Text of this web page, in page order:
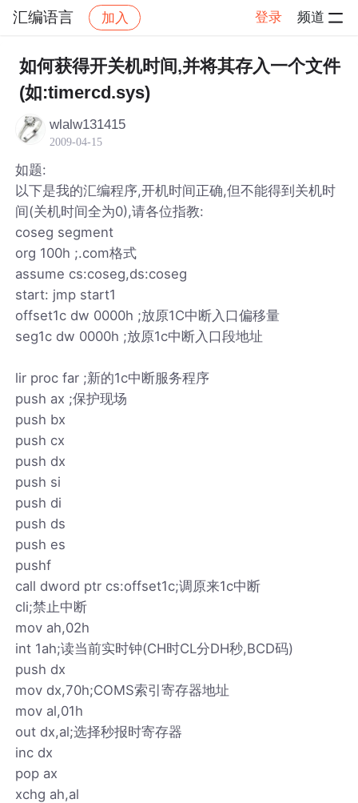
汇编语言 加入 登录 频道
社区 汇编语言 帖子详情
如何获得开关机时间,并将其存入一个文件
(如:timercd.sys)
wlalw131415
2009-04-15
如题:
以下是我的汇编程序,开机时间正确,但不能得到关机时
间(关机时间全为0),请各位指教:
coseg segment
org 100h ;.com格式
assume cs:coseg,ds:coseg
start: jmp start1
offset1c dw 0000h ;放原1C中断入口偏移量
seg1c dw 0000h ;放原1c中断入口段地址
lir proc far ;新的1c中断服务程序
push ax ;保护现场
push bx
push cx
push dx
push si
push di
push ds
push es
pushf
call dword ptr cs:offset1c;调原来1c中断
cli;禁止中断
mov ah,02h
int 1ah;读当前实时钟(CH时CL分DH秒,BCD码)
push dx
mov dx,70h;COMS索引寄存器地址
mov al,01h
out dx,al;选择秒报时寄存器
inc dx
pop ax
xchg ah,al